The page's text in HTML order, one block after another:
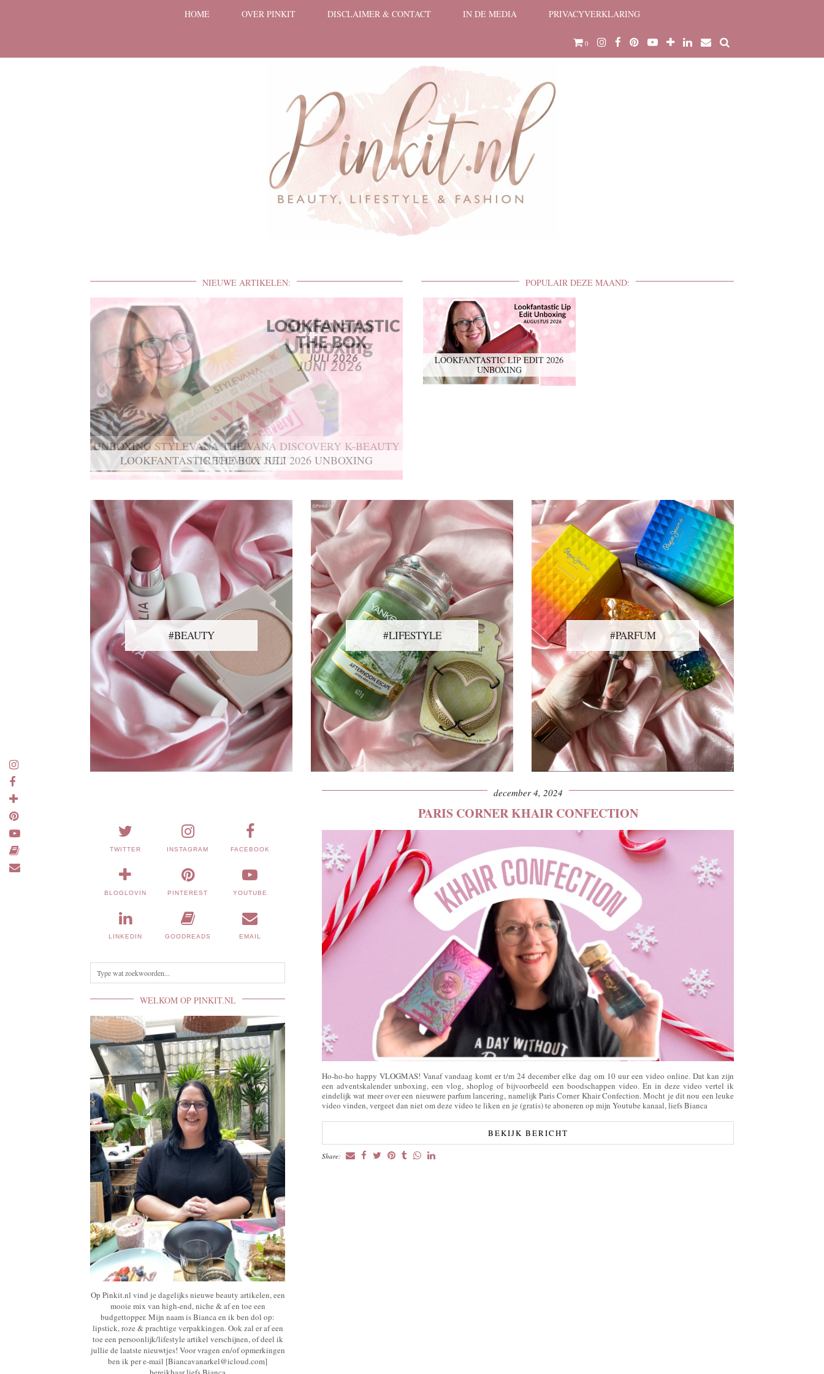
HOME OVER PINKIT DISCLAIMER & CONTACT IN DE MEDIA PRIVACYVERKLARING
0
POPULAIR DEZE MAAND:
LOOKFANTASTIC LIP EDIT 2026
UNBOXING
NIEUWE ARTIKELEN:
UNBOXING STYLEVANA THE VANA DISCOVERY K-BEAUTY
RECOVERY SET
#BEAUTY #LIFESTYLE #PARFUM
december 4, 2024
PARIS CORNER KHAIR CONFECTION
Ho-ho-ho happy VLOGMAS! Vanaf vandaag komt er t/m 24 december elke dag om 10 uur een video online. Dat kan zijn
een adventskalender unboxing, een vlog, shoplog of bijvoorbeeld een boodschappen video. En in deze video vertel ik
eindelijk wat meer over een nieuwere parfum lancering, namelijk Paris Corner Khair Confection. Mocht je dit nou een leuke
video vinden, vergeet dan niet om deze video te liken en je (gratis) te aboneren op mijn Youtube kanaal, liefs Bianca
BEKIJK BERICHT
Share:
TWITTER INSTAGRAM FACEBOOK
BLOGLOVIN PINTEREST YOUTUBE
LINKEDIN GOODREADS EMAIL
WELKOM OP PINKIT.NL
Op Pinkit.nl vind je dagelijks nieuwe beauty artikelen, een
mooie mix van high-end, niche & af en toe een
budgettopper. Mijn naam is Bianca en ik ben dol op:
lipstick, roze & prachtige verpakkingen. Ook zal er af een
toe een persoonlijk/lifestyle artikel verschijnen, of deel ik
jullie de laatste nieuwtjes! Voor vragen en/of opmerkingen
ben ik per e-mail [Biancavanarkel@icloud.com]